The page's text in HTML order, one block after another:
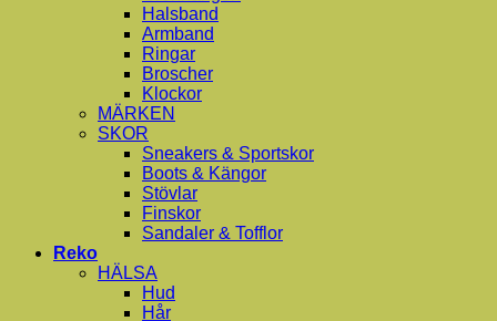
Halsband
Armband
Ringar
Broscher
Klockor
MÄRKEN
SKOR
Sneakers & Sportskor
Boots & Kängor
Stövlar
Finskor
Sandaler & Tofflor
Reko
HÄLSA
Hud
Hår